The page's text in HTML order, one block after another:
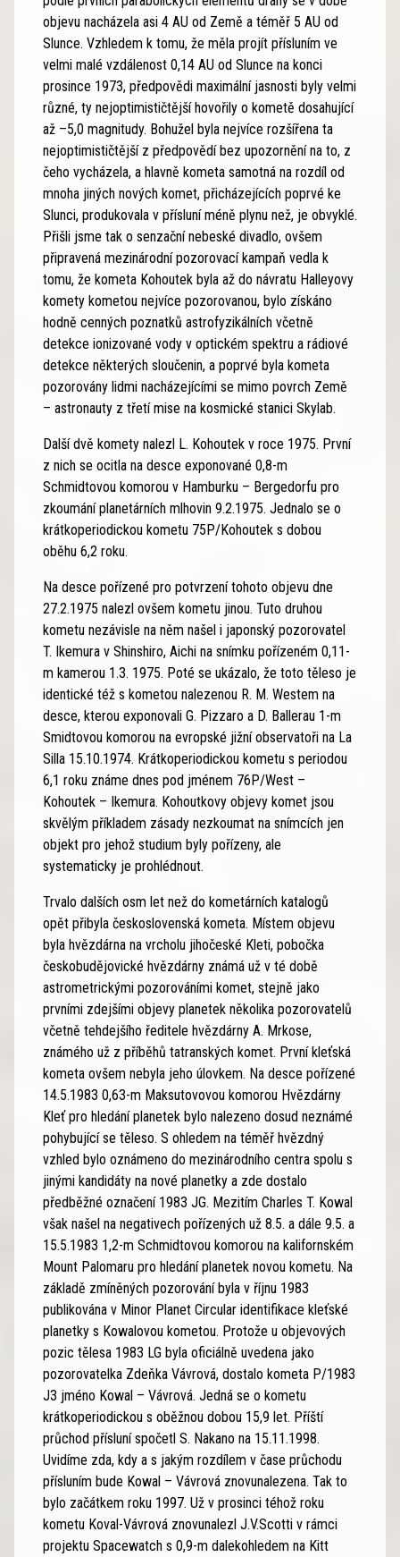
objevu nacházela asi 4 AU od Země a téměř 5 AU od
Slunce. Vzhledem k tomu, že měla projít přísluním ve
velmi malé vzdálenost 0,14 AU od Slunce na konci
prosince 1973, předpovědi maximální jasnosti byly velmi
různé, ty nejoptimističtější hovořily o kometě dosahující
až –5,0 magnitudy. Bohužel byla nejvíce rozšířena ta
nejoptimističtější z předpovědí bez upozornění na to, z
čeho vycházela, a hlavně kometa samotná na rozdíl od
mnoha jiných nových komet, přicházejících poprvé ke
Slunci, produkovala v přísluní méně plynu než, je obvyklé.
Přišli jsme tak o senzační nebeské divadlo, ovšem
připravená mezinárodní pozorovací kampaň vedla k
tomu, že kometa Kohoutek byla až do návratu Halleyovy
komety kometou nejvíce pozorovanou, bylo získáno
hodně cenných poznatků astrofyzikálních včetně
detekce ionizované vody v optickém spektru a rádiové
detekce některých sloučenin, a poprvé byla kometa
pozorovány lidmi nacházejícími se mimo povrch Země
– astronauty z třetí mise na kosmické stanici Skylab.
Další dvě komety nalezl L. Kohoutek v roce 1975. První
z nich se ocitla na desce exponované 0,8-m
Schmidtovou komorou v Hamburku – Bergedorfu pro
zkoumání planetárních mlhovin 9.2.1975. Jednalo se o
krátkoperiodickou kometu 75P/Kohoutek s dobou
oběhu 6,2 roku.
Na desce pořízené pro potvrzení tohoto objevu dne
27.2.1975 nalezl ovšem kometu jinou. Tuto druhou
kometu nezávisle na něm našel i japonský pozorovatel
T. Ikemura v Shinshiro, Aichi na snímku pořízeném 0,11-
m kamerou 1.3. 1975. Poté se ukázalo, že toto těleso je
identické též s kometou nalezenou R. M. Westem na
desce, kterou exponovali G. Pizzaro a D. Ballerau 1-m
Smidtovou komorou na evropské jižní observatoři na La
Silla 15.10.1974. Krátkoperiodickou kometu s periodou
6,1 roku známe dnes pod jménem 76P/West –
Kohoutek – Ikemura. Kohoutkovy objevy komet jsou
skvělým příkladem zásady nezkoumat na snímcích jen
objekt pro jehož studium byly pořízeny, ale
systematicky je prohlédnout.
Trvalo dalších osm let než do kometárních katalogů
opět přibyla československá kometa. Místem objevu
byla hvězdárna na vrcholu jihočeské Kleti, pobočka
českobudějovické hvězdárny známá už v té době
astrometrickými pozorováními komet, stejně jako
prvními zdejšími objevy planetek několika pozorovatelů
včetně tehdejšího ředitele hvězdárny A. Mrkose,
známého už z příběhů tatranských komet. První kleťská
kometa ovšem nebyla jeho úlovkem. Na desce pořízené
14.5.1983 0,63-m Maksutovovou komorou Hvězdárny
Kleť pro hledání planetek bylo nalezeno dosud neznámé
pohybující se těleso. S ohledem na téměř hvězdný
vzhled bylo oznámeno do mezinárodního centra spolu s
jinými kandidáty na nové planetky a zde dostalo
předběžné označení 1983 JG. Mezitím Charles T. Kowal
však našel na negativech pořízených už 8.5. a dále 9.5. a
15.5.1983 1,2-m Schmidtovou komorou na kalifornském
Mount Palomaru pro hledání planetek novou kometu. Na
základě zmíněných pozorování byla v říjnu 1983
publikována v Minor Planet Circular identifikace kleťské
planetky s Kowalovou kometou. Protože u objevových
pozic tělesa 1983 LG byla oficiálně uvedena jako
pozorovatelka Zdeňka Vávrová, dostalo kometa P/1983
J3 jméno Kowal – Vávrová. Jedná se o kometu
krátkoperiodickou s oběžnou dobou 15,9 let. Příští
průchod přísluní spočetl S. Nakano na 15.11.1998.
Uvidíme zda, kdy a s jakým rozdílem v čase průchodu
přísluním bude Kowal – Vávrová znovunalezena. Tak to
bylo začátkem roku 1997. Už v prosinci téhož roku
kometu Koval-Vávrová znovunalezl J.V.Scotti v rámci
projektu Spacewatch s 0,9-m dalekohledem na Kitt